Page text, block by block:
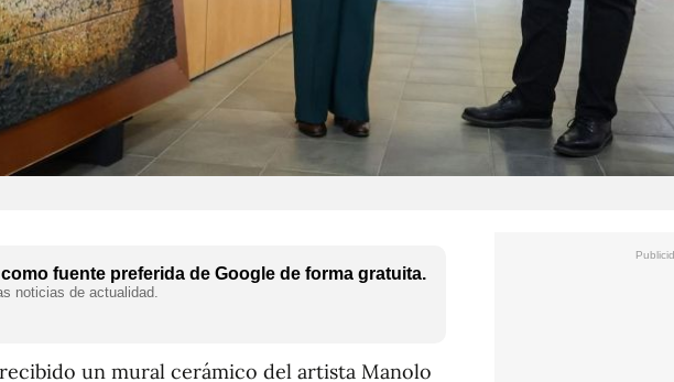
como fuente preferida de Google de forma gratuita.
noticias de actualidad.
un mural cerámico del artista Manolo